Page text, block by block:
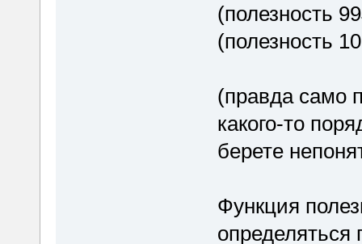
(полезность
(полезность
(правда само
какого-то
берете
Функция
определяться